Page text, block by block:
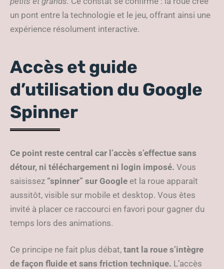
un pont entre la technologie et le jeu, offrant ainsi une
expérience résolument interactive.
Accès et guide
d’utilisation du Google
Spinner
Ce point reste central car l’accès s’effectue sans
détour, ni téléchargement ni login imposé. Vous
saisissez “spinner” sur Google et la roue apparaît
aussitôt, visible sur mobile et desktop. Vous êtes
invité à placer ce raccourci en favori pour gagner du
temps lors des animations.
Ce principe ne fait plus débat, tant la roue s’intègre
de façon fluide et sans friction technique. L’accès